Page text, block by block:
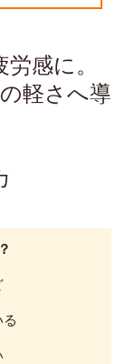
感に。
軽さへ導